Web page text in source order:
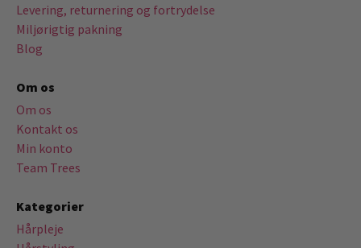
Levering, returnering og fortrydelse
Miljørigtig pakning
Blog
Om os
Om os
Kontakt os
Min konto
Team Trees
Kategorier
Hårpleje